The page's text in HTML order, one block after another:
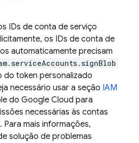
IDs de conta de serviço
os IDs de conta de
automaticamente precisam
do token personalizado
necessário usar a seção IAM
do Google Cloud para
necessárias às contas
mais informações,
solução de problemas